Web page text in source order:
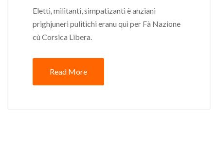
Eletti, militanti, simpatizanti è anziani
prighjuneri pulitichi eranu quì per Fà Nazione
cù Corsica Libera.
Read More